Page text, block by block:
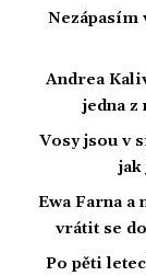
Nezápasím
Andrea
jedna z
Vosy jsou v
jak
Ewa Farna a
vrátit se
Po pěti